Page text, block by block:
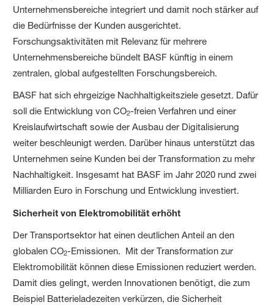
Unternehmensbereiche integriert und damit noch stärker auf
die Bedürfnisse der Kunden ausgerichtet.
Forschungsaktivitäten mit Relevanz für mehrere
Unternehmensbereiche bündelt BASF künftig in einem
zentralen, global aufgestellten Forschungsbereich.
BASF hat sich ehrgeizige Nachhaltigkeitsziele gesetzt. Dafür
soll die Entwicklung von CO2-freien Verfahren und einer
Kreislaufwirtschaft sowie der Ausbau der Digitalisierung
weiter beschleunigt werden. Darüber hinaus unterstützt das
Unternehmen seine Kunden bei der Transformation zu mehr
Nachhaltigkeit. Insgesamt hat BASF im Jahr 2020 rund zwei
Milliarden Euro in Forschung und Entwicklung investiert.
Sicherheit von Elektromobilität erhöht
Der Transportsektor hat einen deutlichen Anteil an den
globalen CO2-Emissionen. Mit der Transformation zur
Elektromobilität können diese Emissionen reduziert werden.
Damit dies gelingt, werden Innovationen benötigt, die zum
Beispiel Batterieladezeiten verkürzen, die Sicherheit